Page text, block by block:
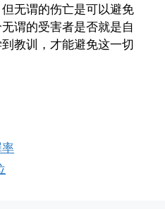
无谓的伤亡是可以避免
谓的受害者是否就是自
教训，才能避免这一切